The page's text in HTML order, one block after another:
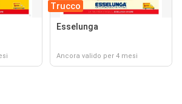
Trucco
Esselunga
Ancora valido per 4 mesi